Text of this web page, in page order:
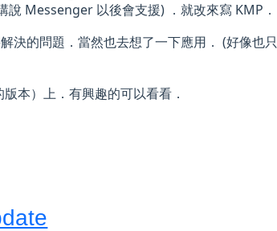
Messenger 以後會支援) ．就改來寫 KMP．
決的問題．當然也去想了一下應用． (好像也只
本）上．有興趣的可以看看．